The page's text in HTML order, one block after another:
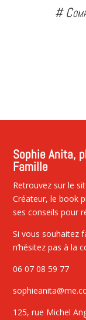
#
Sophie Anita,
Famille
Retrouvez sur le
Créateur, le book
ses conseils pour
Si vous souhaitez
n’hésitez pas à la
06 07 08 59 77
125, rue Michel